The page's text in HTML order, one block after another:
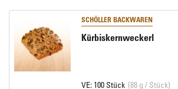
SCHÖLLER BACKWAREN
Kürbiskernweckerl
VE: 100 Stück (88 g / Stück)